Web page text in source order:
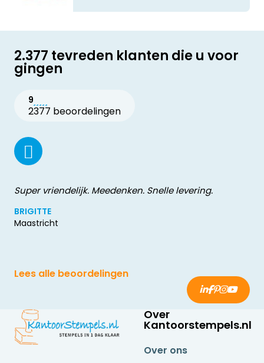
2.377 tevreden klanten die u voor
gingen
9
2377 beoordelingen
Super vriendelijk. Meedenken. Snelle levering.
BRIGITTE
Maastricht
Lees alle beoordelingen
Over
Kantoorstempels.nl
Over ons